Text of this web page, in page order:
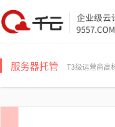
服务器托管 T3级运营商高